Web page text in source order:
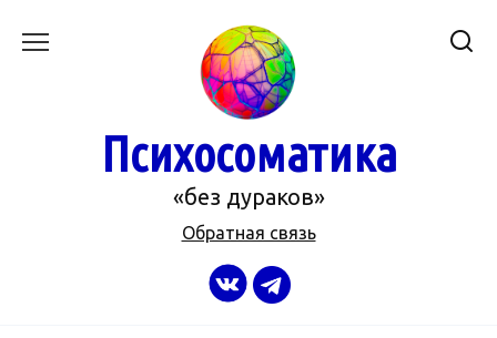
Психосоматика
«без дураков»
Обратная связь